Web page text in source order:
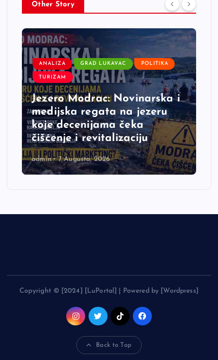
Other Story
ANALIZA GRAD LUKAVAC POLITIKA
TURIZAM
Jezero Modrac: Novinarska i
medijska regata na jezeru
koje decenijama čeka
čišćenje i revitalizaciju
admin 7 Augusta, 2026
Copyright © [2024] [LuPortal] | Powered by [Wordpress]
Back to Top